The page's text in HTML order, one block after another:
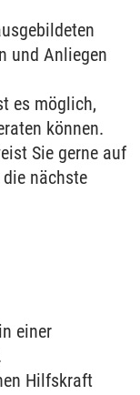
und Anliegen
es möglich,
können.
Sie gerne auf
nächste
einer
Hilfskraft